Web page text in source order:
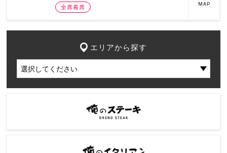
全席着席 MAP
エリアから探す